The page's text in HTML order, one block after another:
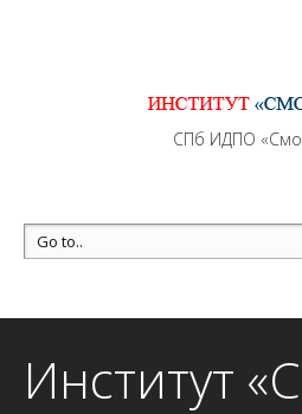
перерывов в рабочие дни с
MAX +7 (981)
СПб ИДПО
Институт